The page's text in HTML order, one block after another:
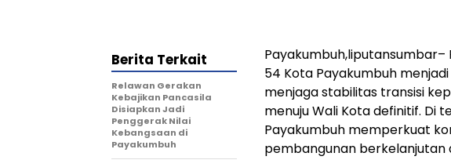
Payakumbuh,liputansumbar–
54 Kota Payakumbuh
menjaga stabilitas transisi
menuju Wali Kota definitif. Di
Payakumbuh memperkuat
pembangunan berkelanjutan
Berita Terkait
Relawan Gerakan
Kebajikan Pancasila
Disiapkan Jadi
Penggerak Nilai
Kebangsaan di
Payakumbuh